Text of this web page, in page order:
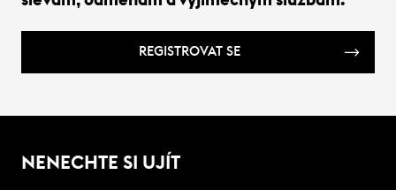
REGISTROVAT SE
NENECHTE SI UJÍT